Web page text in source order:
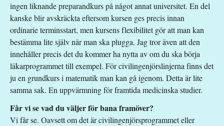
ingen liknande preparandkurs på något annat universitet. En del
kanske blir avskräckta eftersom kursen ges precis innan
ordinarie terminsstart, men kursens flexibilitet gör att man kan
bestämma lite själv när man ska plugga. Jag tror även att den
innehåller precis det du kommer ha nytta av om du ska börja
läkarprogrammet till exempel. För civilingenjörslinjerna finns det
ju en grundkurs i matematik man kan gå igenom. Detta är lite
samma sak. En uppvärmning för framtida medicinska studier.
Får vi se vad du väljer för bana framöver?
Vi får se. Oavsett om det är civilingenjörsprogrammet eller